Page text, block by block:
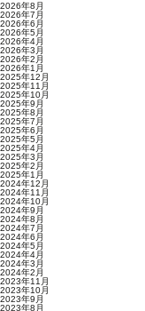
2026年8月
2026年7月
2026年6月
2026年5月
2026年4月
2026年3月
2026年2月
2026年1月
2025年12月
2025年11月
2025年10月
2025年9月
2025年8月
2025年7月
2025年6月
2025年5月
2025年4月
2025年3月
2025年2月
2025年1月
2024年12月
2024年11月
2024年10月
2024年9月
2024年8月
2024年7月
2024年6月
2024年5月
2024年4月
2024年3月
2024年2月
2023年11月
2023年10月
2023年9月
2023年8月